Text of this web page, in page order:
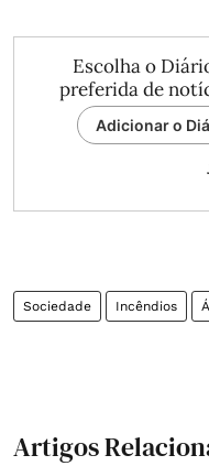
Escolha o
preferida de
Adicionar o
Sociedade Incêndios
Artigos